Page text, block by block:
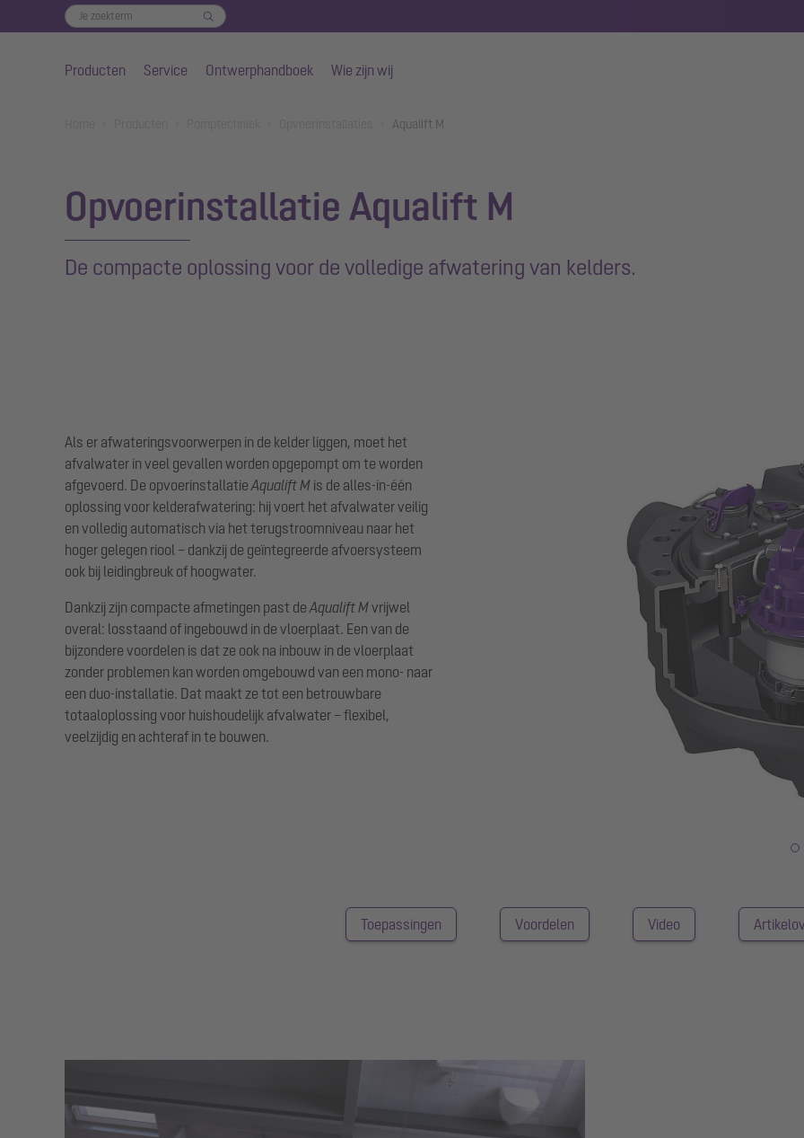
Producten Service Ontwerphandboek Wie zijn wij
Aqualift M
Opvoerinstallatie Aqualift M
De compacte oplossing voor de volledige afwatering van kelders.
Als er afwateringsvoorwerpen in de kelder liggen, moet het
afvalwater in veel gevallen worden opgepompt om te worden
afgevoerd. De opvoerinstallatie Aqualift M is de alles-in-één
oplossing voor kelderafwatering: hij voert het afvalwater veilig
en volledig automatisch via het terugstroomniveau naar het
hoger gelegen riool – dankzij de geïntegreerde afvoersysteem
ook bij leidingbreuk of hoogwater.
Dankzij zijn compacte afmetingen past de Aqualift Mvrijwel
overal: losstaand of ingebouwd in de vloerplaat. Een van de
bijzondere voordelen is dat ze ook na inbouw in de vloerplaat
zonder problemen kan worden omgebouwd van een mono- naar
een duo-installatie. Dat maakt ze tot een betrouwbare
totaaloplossing voor huishoudelijk afvalwater – flexibel,
veelzijdig en achteraf in te bouwen.
Toepassingen Voordelen Video